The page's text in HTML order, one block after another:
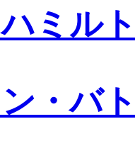
ミル
・バ